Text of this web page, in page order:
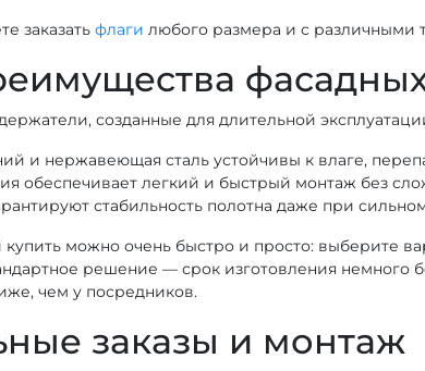
заказать флаги любого размера и с различными
созданные для длительной
и нержавеющая сталь устойчивы к влаге,
обеспечивает легкий и быстрый монтаж без
стабильность полотна даже при
можно очень быстро и просто: выберите
решение — срок изготовления
чем у посредников.
заказы и монтаж